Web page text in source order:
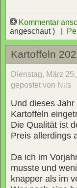
Kommentar
angeschaut ) |
Kartoffeln
Dienstag, März
gepostet von Nils
Und dieses
Kartoffeln
Die Qualität ist
Preis allerdings
Da ich im
musste und
knapper als im